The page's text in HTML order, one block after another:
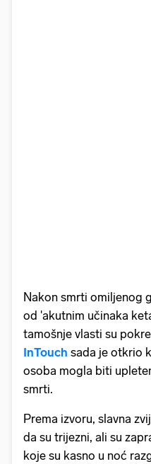
Nakon smrti omiljenog
od 'akutnim učinaka
tamošnje vlasti su
InTouch sada je otkrio
osoba mogla biti
smrti.
Prema izvoru, slavna
da su trijezni, ali su
koje su kasno u noć